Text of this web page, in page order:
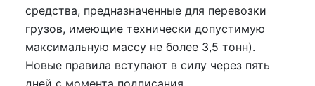
средства, предназначенные для перевозки
грузов, имеющие технически допустимую
максимальную массу не более 3,5 тонн).
Новые правила вступают в силу через пять
дней с момента подписания.